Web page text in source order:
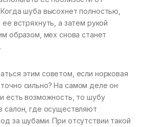
шуба высохнет полностью,
встряхнуть, а затем рукой
образом, мех снова станет
этим советом, если норковая
сильно? На самом деле он
есть возможность, то шубу
салон, где осуществляют
за шубами. При отсутствии такой